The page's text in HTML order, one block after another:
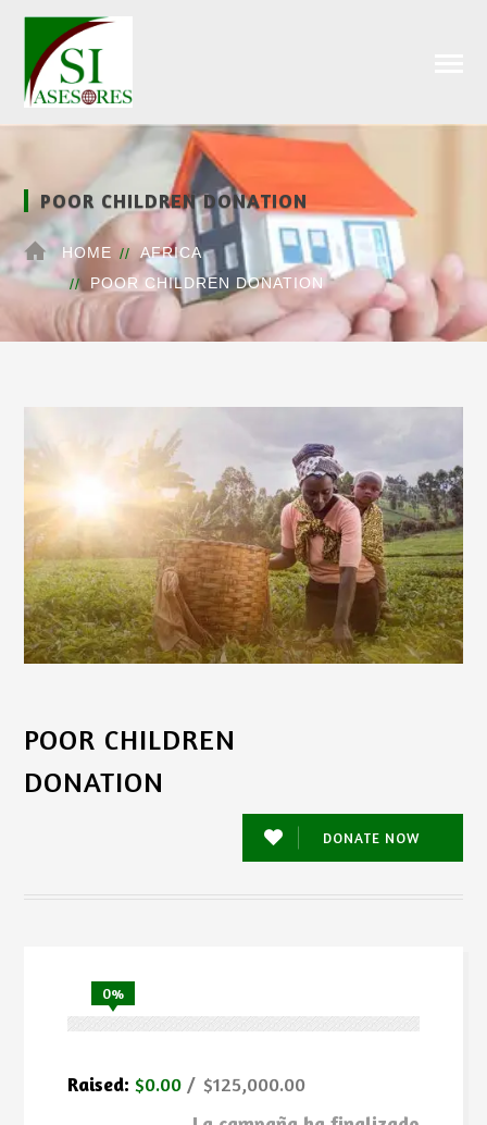
POOR CHILDREN DONATION
HOME
AFRICA
POOR CHILDREN DONATION
POOR CHILDREN
DONATION
DONATE NOW
0%
Raised:$0.00
$125,000.00